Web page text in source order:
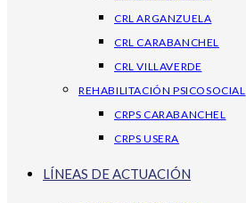
CRL ARGANZUELA
CRL CARABANCHEL
CRL VILLAVERDE
REHABILITACIÓN PSICOSOCIAL
CRPS CARABANCHEL
CRPS USERA
LÍNEAS DE ACTUACIÓN